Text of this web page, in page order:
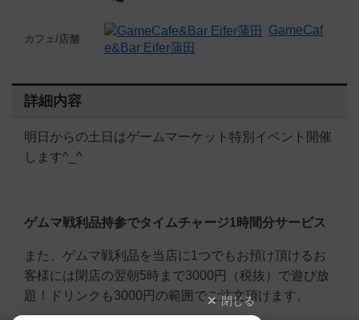
カフェ/店舗
GameCaf
e&Bar Eifer蒲田
詳細内容
明日からの土日はゲームマーケット特別イベント開催
します^_^
ゲムマ戦利品持参でタイムチャージ1時間分サービス
また、ゲムマ戦利品を当店に1つでもお預け頂けるお
客様には閉店の翌朝5時まで3000円（税抜）で遊び放
題！ドリンクも3000円の範囲でご注文頂けます。
閉じる